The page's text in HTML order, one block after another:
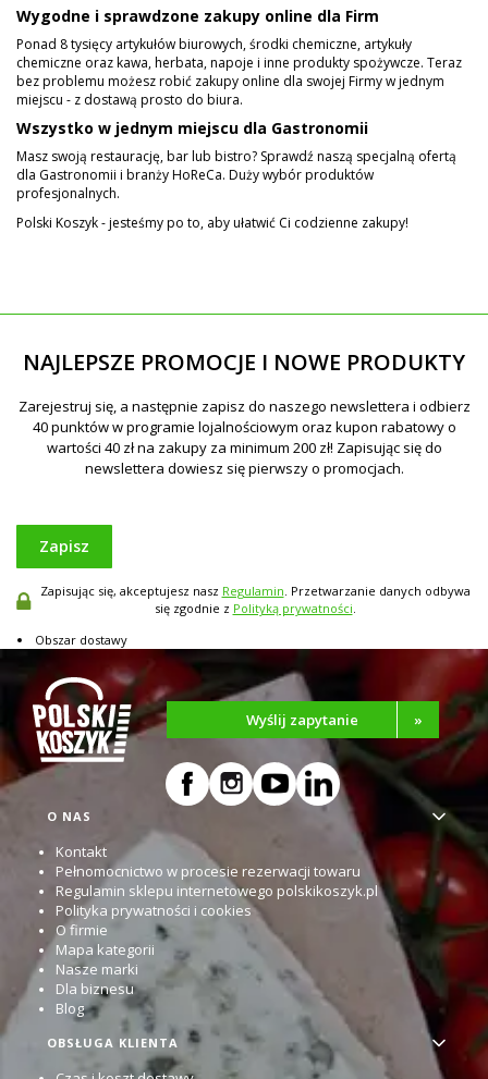
Wygodne i sprawdzone zakupy online dla Firm
Ponad 8 tysięcy artykułów biurowych, środki chemiczne, artykuły
chemiczne oraz kawa, herbata, napoje i inne produkty spożywcze. Teraz
bez problemu możesz robić zakupy online dla swojej Firmy w jednym
miejscu - z dostawą prosto do biura.
Wszystko w jednym miejscu dla Gastronomii
Masz swoją restaurację, bar lub bistro? Sprawdź naszą specjalną ofertą
dla Gastronomii i branży HoReCa. Duży wybór produktów
profesjonalnych.
Polski Koszyk - jesteśmy po to, aby ułatwić Ci codzienne zakupy!
NAJLEPSZE PROMOCJE I NOWE PRODUKTY
Zapisz
Zapisując się, akceptujesz nasz Regulamin . Przetwarzanie danych odbywa
się zgodnie z Polityką prywatności
Obszar dostawy
Linki w stopce
O NAS
Kontakt
Pełnomocnictwo w procesie rezerwacji towaru
Regulamin sklepu internetowego polskikoszyk.pl
Polityka prywatności i cookies
O firmie
Mapa kategorii
Nasze marki
Dla biznesu
Blog
OBSŁUGA KLIENTA
Wyślij zapytanie »